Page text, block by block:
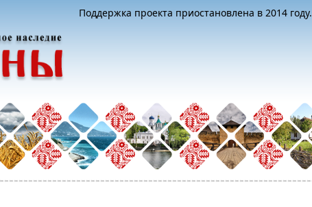
Поддержка проекта приостановлена в 2014 году.